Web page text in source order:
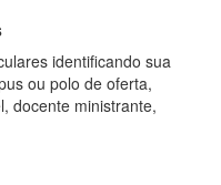
identificando sua
ou polo de oferta,
docente ministrante,